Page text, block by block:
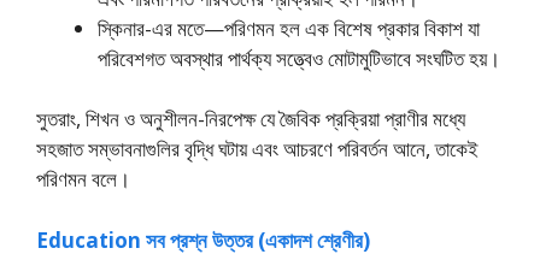
স্কিনার-এর মতে—পরিণমন হল এক বিশেষ প্রকার বিকাশ যা
পরিবেশগত অবস্থার পার্থক্য সত্ত্বেও মােটামুটিভাবে সংঘটিত হয়।
সুতরাং, শিখন ও অনুশীলন-নিরপেক্ষ যে জৈবিক প্রক্রিয়া প্রাণীর মধ্যে
সহজাত সম্ভাবনাগুলির বৃদ্ধি ঘটায় এবং আচরণে পরিবর্তন আনে, তাকেই
পরিণমন বলে।
Education সব প্রশ্ন উত্তর (একাদশ শ্রেণীর)